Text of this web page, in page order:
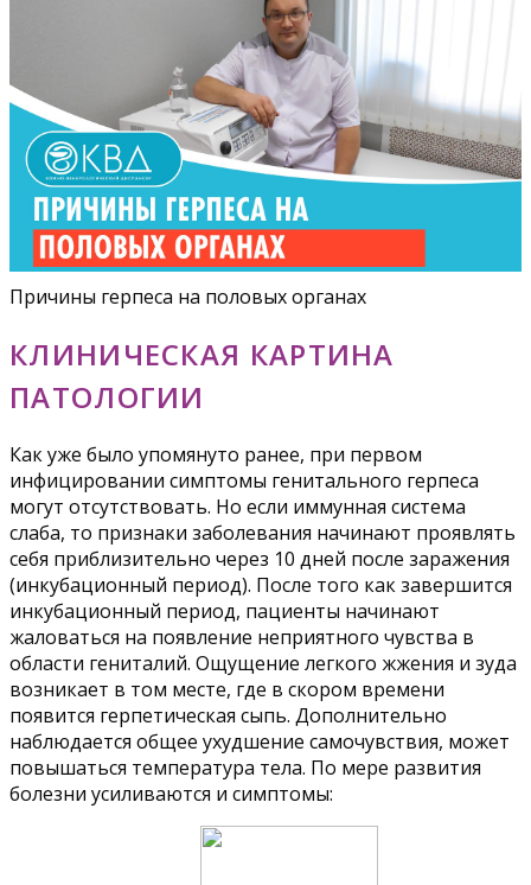
Причины герпеса на половых органах
КЛИНИЧЕСКАЯ КАРТИНА
ПАТОЛОГИИ
Как уже было упомянуто ранее, при первом
инфицировании симптомы генитального герпеса
могут отсутствовать. Но если иммунная система
слаба, то признаки заболевания начинают проявлять
себя приблизительно через 10 дней после заражения
(инкубационный период). После того как завершится
инкубационный период, пациенты начинают
жаловаться на появление неприятного чувства в
области гениталий. Ощущение легкого жжения и зуда
возникает в том месте, где в скором времени
появится герпетическая сыпь. Дополнительно
наблюдается общее ухудшение самочувствия, может
повышаться температура тела. По мере развития
болезни усиливаются и симптомы: